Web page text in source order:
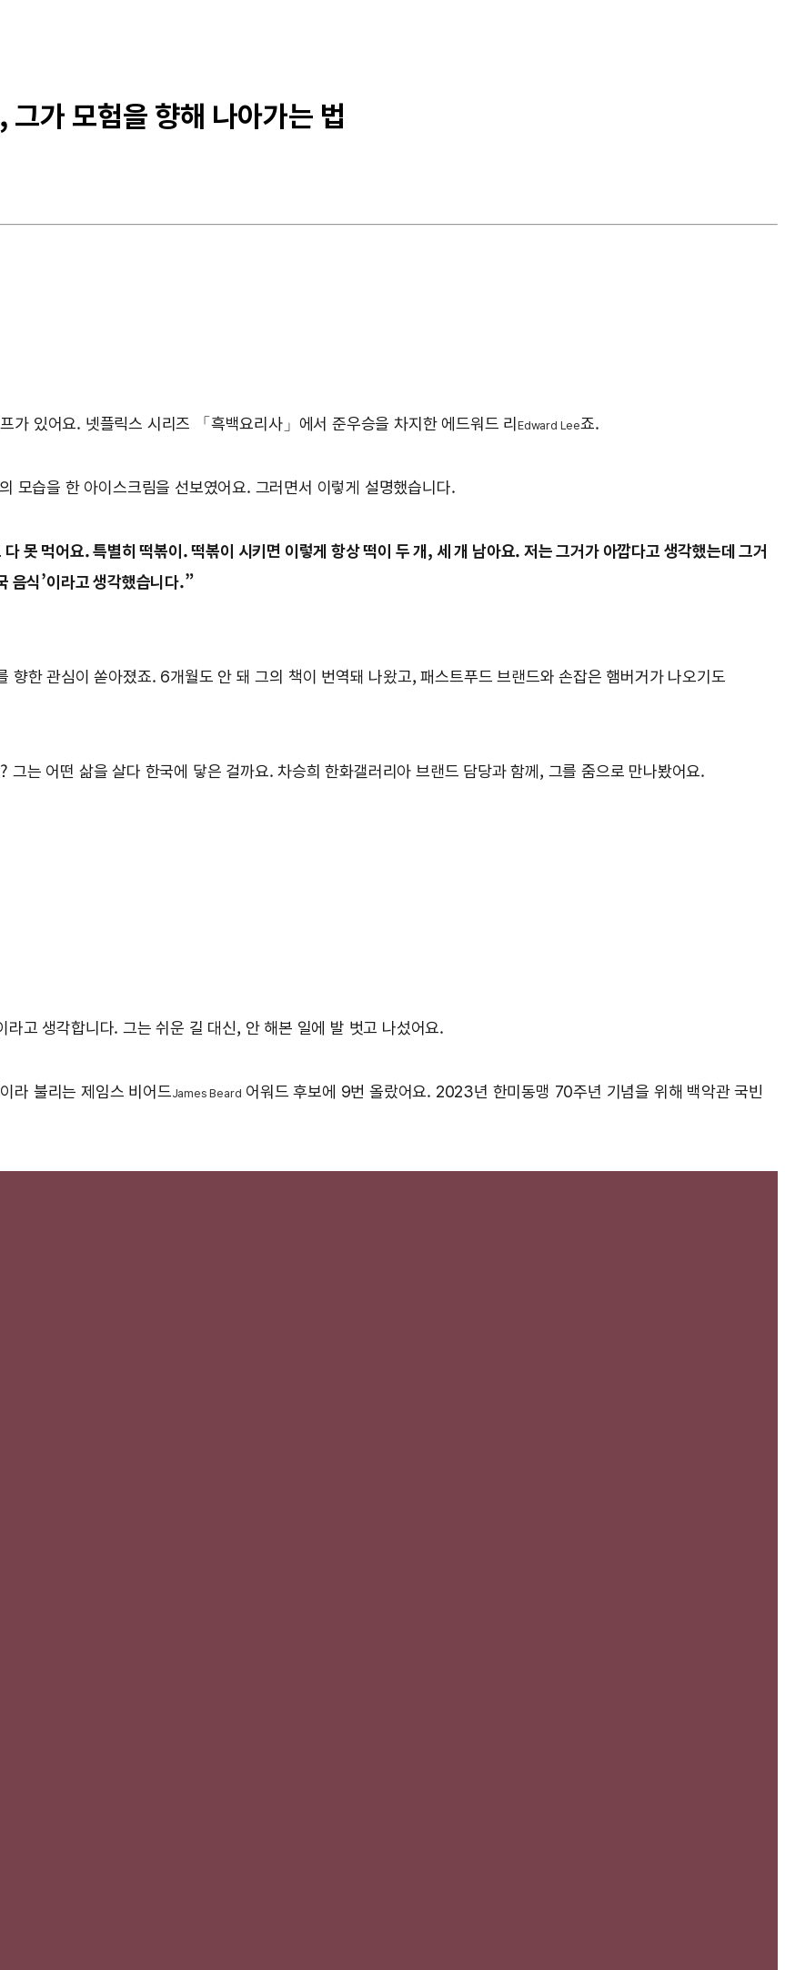
가 모험을 향해 나아가는 법
가 있어요. 넷플릭스 시리즈 「흑백요리사」에서 준우승을 차지한 에드워드 리 Edward Lee죠.
모습을 한 아이스크림을 선보였어요. 그러면서 이렇게 설명했습니다.
못 먹어요. 특별히 떡볶이. 떡볶이 시키면 이렇게 항상 떡이 두 개, 세 개 남아요. 저는 그거가 아깝다고 생각했는데 그거
음식’이라고 생각했습니다.”
향한 관심이 쏟아졌죠. 6개월도 안 돼 그의 책이 번역돼 나왔고, 패스트푸드 브랜드와 손잡은 햄버거가 나오기도
는 어떤 삶을 살다 한국에 닿은 걸까요. 차승희 한화갤러리아 브랜드 담당과 함께, 그를 줌으로 만나봤어요.
라고 생각합니다. 그는 쉬운 길 대신, 안 해본 일에 발 벗고 나섰어요.
라 불리는 제임스 비어드James Beard 어워드 후보에 9번 올랐어요. 2023년 한미동맹 70주년 기념을 위해 백악관 국빈